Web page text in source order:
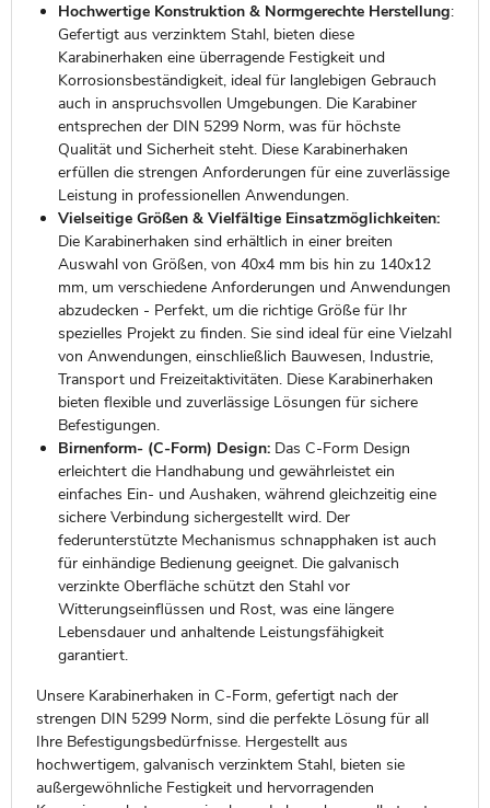
Hochwertige Konstruktion & Normgerechte Herstellung:
Gefertigt aus verzinktem Stahl, bieten diese
Karabinerhaken eine überragende Festigkeit und
Korrosionsbeständigkeit, ideal für langlebigen Gebrauch
auch in anspruchsvollen Umgebungen. Die Karabiner
entsprechen der DIN 5299 Norm, was für höchste
Qualität und Sicherheit steht. Diese Karabinerhaken
erfüllen die strengen Anforderungen für eine zuverlässige
Leistung in professionellen Anwendungen.
Vielseitige Größen & Vielfältige Einsatzmöglichkeiten:
Die Karabinerhaken sind erhältlich in einer breiten
Auswahl von Größen, von 40x4 mm bis hin zu 140x12
mm, um verschiedene Anforderungen und Anwendungen
abzudecken - Perfekt, um die richtige Größe für Ihr
spezielles Projekt zu finden. Sie sind ideal für eine Vielzahl
von Anwendungen, einschließlich Bauwesen, Industrie,
Transport und Freizeitaktivitäten. Diese Karabinerhaken
bieten flexible und zuverlässige Lösungen für sichere
Befestigungen.
Birnenform- (C-Form) Design:Das C-Form Design
erleichtert die Handhabung und gewährleistet ein
einfaches Ein- und Aushaken, während gleichzeitig eine
sichere Verbindung sichergestellt wird. Der
federunterstützte Mechanismus schnapphaken ist auch
für einhändige Bedienung geeignet. Die galvanisch
verzinkte Oberfläche schützt den Stahl vor
Witterungseinflüssen und Rost, was eine längere
Lebensdauer und anhaltende Leistungsfähigkeit
garantiert.
Unsere Karabinerhaken in C-Form, gefertigt nach der
strengen DIN 5299 Norm, sind die perfekte Lösung für all
Ihre Befestigungsbedürfnisse. Hergestellt aus
hochwertigem, galvanisch verzinktem Stahl, bieten sie
außergewöhnliche Festigkeit und hervorragenden